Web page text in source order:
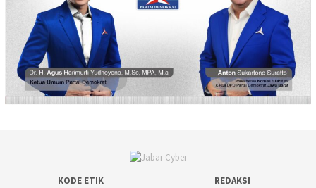
KODE ETIK
REDAKSI